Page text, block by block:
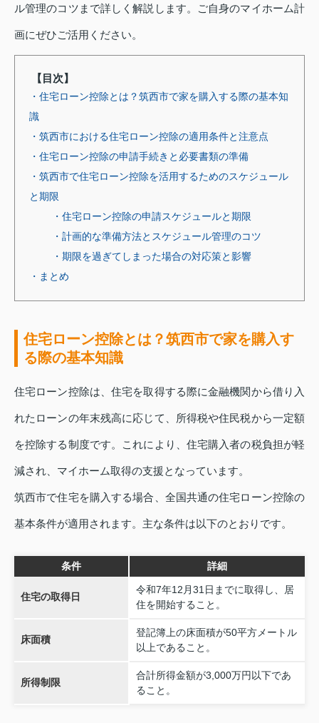
ル管理のコツまで詳しく解説します。ご自身のマイホーム計
画にぜひご活用ください。
【目次】
・住宅ローン控除とは？筑西市で家を購入する際の基本知
識
・筑西市における住宅ローン控除の適用条件と注意点
・住宅ローン控除の申請手続きと必要書類の準備
・筑西市で住宅ローン控除を活用するためのスケジュール
と期限
・住宅ローン控除の申請スケジュールと期限
・計画的な準備方法とスケジュール管理のコツ
・期限を過ぎてしまった場合の対応策と影響
・まとめ
住宅ローン控除とは？筑西市で家を購入す
る際の基本知識
住宅ローン控除は、住宅を取得する際に金融機関から借り入
れたローンの年末残高に応じて、所得税や住民税から一定額
を控除する制度です。これにより、住宅購入者の税負担が軽
減され、マイホーム取得の支援となっています。
筑西市で住宅を購入する場合、全国共通の住宅ローン控除の
基本条件が適用されます。主な条件は以下のとおりです。
条件 詳細
住宅の取得日
令和7年12月31日までに取得し、居
住を開始すること。
床面積
登記簿上の床面積が50平方メートル
以上であること。
所得制限
合計所得金額が3,000万円以下であ
ること。